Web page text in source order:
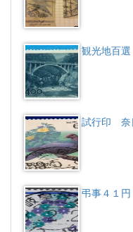
観光地百
試行印 奈
弔事４１